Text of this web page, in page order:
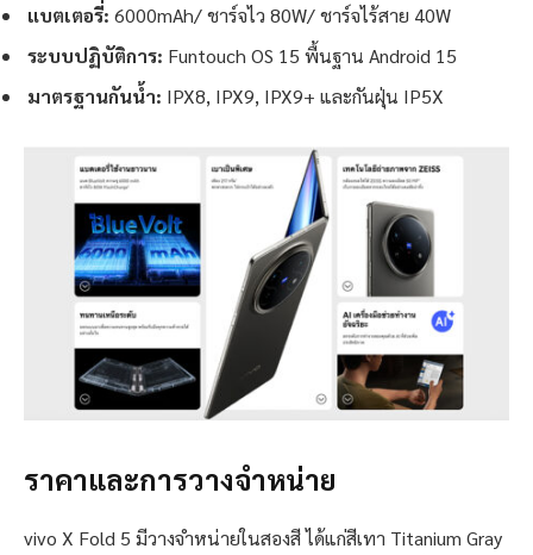
แบตเตอรี่: 6000mAh/ ชาร์จไว 80W/ ชาร์จไร้สาย 40W
ระบบปฏิบัติการ: Funtouch OS 15 พื้นฐาน Android 15
มาตรฐานกันน้ำ: IPX8, IPX9, IPX9+ และกันฝุ่น IP5X
ราคาและการวางจำหน่าย
vivo X Fold 5 มีวางจำหน่ายในสองสี ได้แก่สีเทา Titanium Gray